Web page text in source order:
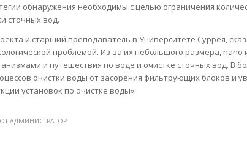
обнаружения необходимы с целью ограничения
сточных вод.
и старший преподаватель в Университете Суррея,
проблемой. Из-за их небольшого размера,
и путешествия по воде и очистке сточных вод. В
очистки воды от засорения фильтрующих блоков и
установок по очистке воды».
ОТАДМИНИСТРАТОР